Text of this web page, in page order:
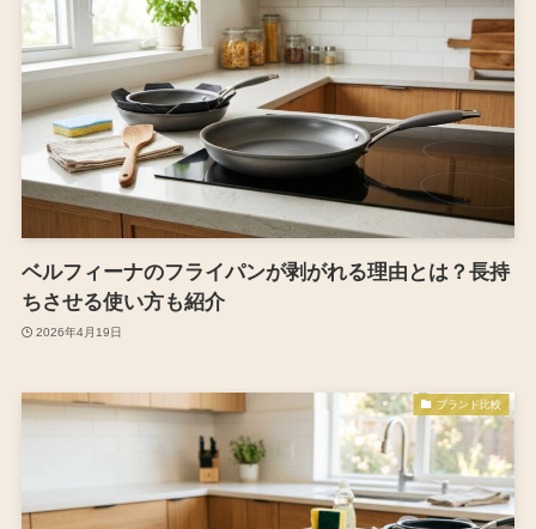
ベルフィーナのフライパンが剥がれる理由とは？長持
ちさせる使い方も紹介
2026年4月19日
ブランド比較